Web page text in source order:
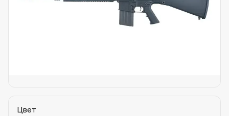
Цвет